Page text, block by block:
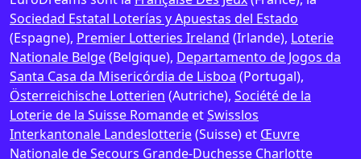
Sociedad Estatal Loterías y Apuestas del Estado
(Espagne), Premier Lotteries Ireland (Irlande), Loterie
Nationale Belge(Belgique), Departamento de Jogos da
Santa Casa da Misericórdia de Lisboa (Portugal),
Österreichische Lotterien (Autriche), Société de la
Loterie de la Suisse Romande etSwisslos
Interkantonale Landeslotterie(Suisse) et Œuvre
Nationale de Secours Grande-Duchesse Charlotte